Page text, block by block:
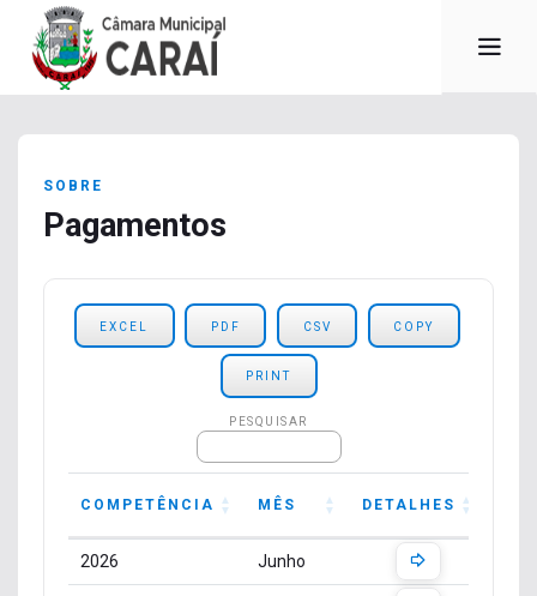
SOBRE
Pagamentos
EXCEL PDF CSV COPY
PRINT
PESQUISAR
COMPETÊNCIA MÊS DETALHES
DETALHES
2026 Junho